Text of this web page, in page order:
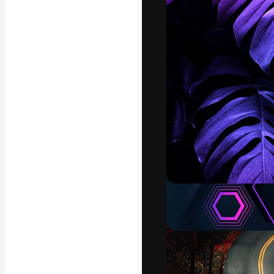
La plataforma
trabajo. Más
entre
estudios.
Español
Copyright © 2010-